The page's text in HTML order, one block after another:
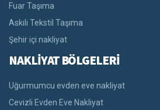
Fuar Taşıma
Askılı Tekstil Taşıma
Şehir içi nakliyat
NAKLİYAT BÖLGELERİ
Uğurmumcu evden eve nakliyat
Cevizli Evden Eve Nakliyat